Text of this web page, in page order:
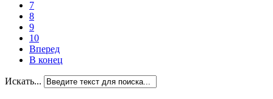
7
8
9
10
Вперед
В конец
Искать...